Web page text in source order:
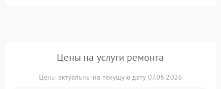
Цены на услуги ремонта
Цены актуальны на текущую дату 07.08.2026